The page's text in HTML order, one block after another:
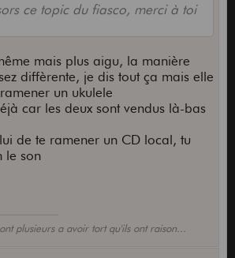
ce topic du fiasco, merci à toi
mais plus aigu, la manière
diffèrente, je dis tout ça mais elle
un ukulele
car les deux sont vendus là-bas
de te ramener un CD local, tu
le son
plusieurs a avoir tort qu'ils ont raison...